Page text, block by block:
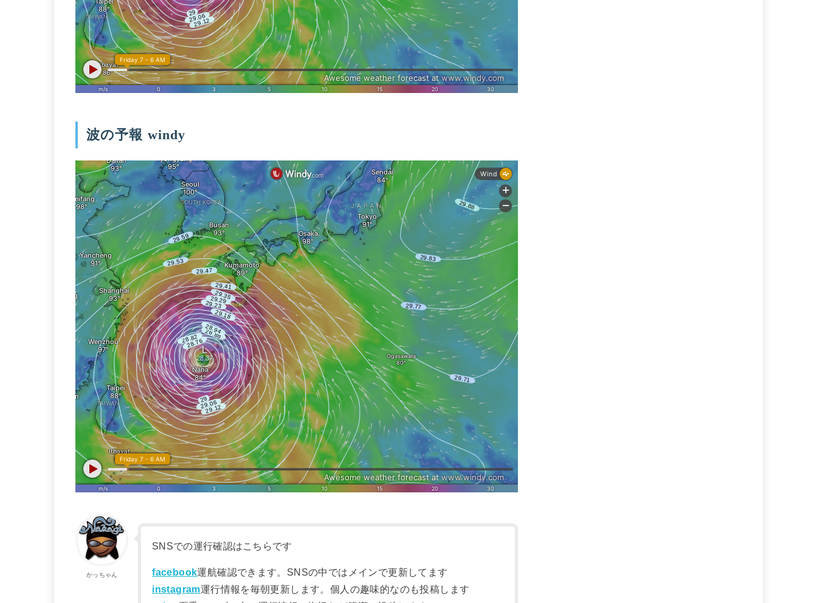
波の予報 windy
かっちゃん
SNSでの運行確認はこちらです
facebook運航確認できます。SNSの中ではメインで更新してます
instagram運行情報を毎朝更新します。個人の趣味的なのも投稿します